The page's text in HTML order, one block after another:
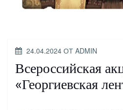
ОПУБЛИКОВАНО
24.04.2024 ОТ ADMIN
Всероссийская
«Георгиевская